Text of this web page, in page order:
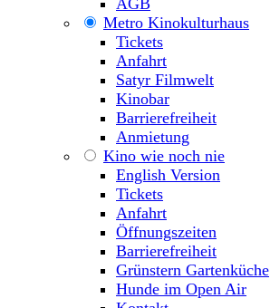
AGB
Metro Kinokulturhaus
Tickets
Anfahrt
Satyr Filmwelt
Kinobar
Barrierefreiheit
Anmietung
Kino wie noch nie
English Version
Tickets
Anfahrt
Öffnungszeiten
Barrierefreiheit
Grünstern Gartenküche
Hunde im Open Air